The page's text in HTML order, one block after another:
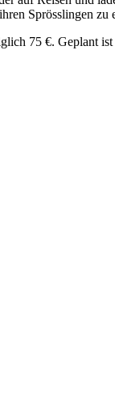
Sprösslingen zu
75 €. Geplant